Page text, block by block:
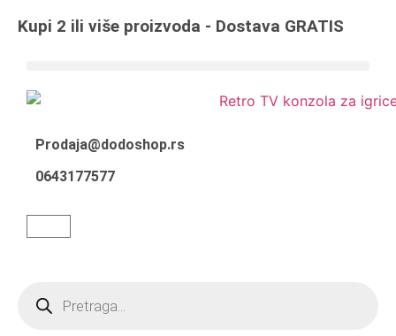
Kupi 2 ili više proizvoda - Dostava GRATIS
Prodaja@dodoshop.rs
0643177577